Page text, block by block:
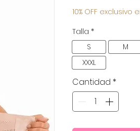
10% OFF exclusivo
Talla *
S
M
XXXL
Cantidad *